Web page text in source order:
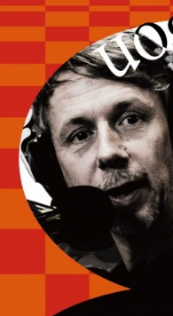
GILLES
PETERSON
り